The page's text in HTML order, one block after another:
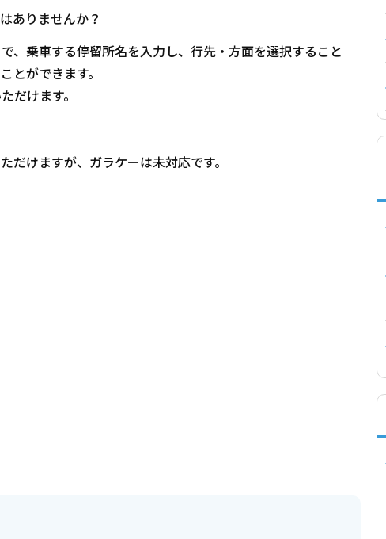
ありませんか？
、乗車する停留所名を入力し、行先・方面を選択すること
とができます。
だけます。
けますが、ガラケーは未対応です。